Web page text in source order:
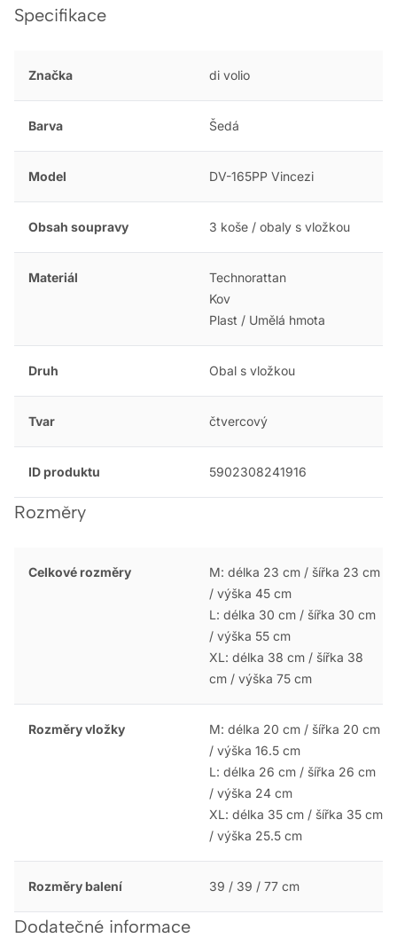
Specifikace
Značka di volio
Barva Šedá
Model DV-165PP Vincezi
Obsah soupravy 3 koše / obaly s vložkou
Materiál
Technorattan
Kov
Plast / Umělá hmota
Druh Obal s vložkou
Tvar čtvercový
ID produktu 5902308241916
Rozměry
Celkové rozměry
M: délka 23 cm / šířka 23 cm
/ výška 45 cm
L: délka 30 cm / šířka 30 cm
/ výška 55 cm
XL: délka 38 cm / šířka 38
cm / výška 75 cm
Rozměry vložky
M: délka 20 cm / šířka 20 cm
/ výška 16.5 cm
L: délka 26 cm / šířka 26 cm
/ výška 24 cm
XL: délka 35 cm / šířka 35 cm
/ výška 25.5 cm
Rozměry balení 39 / 39 / 77 cm
Dodatečné informace